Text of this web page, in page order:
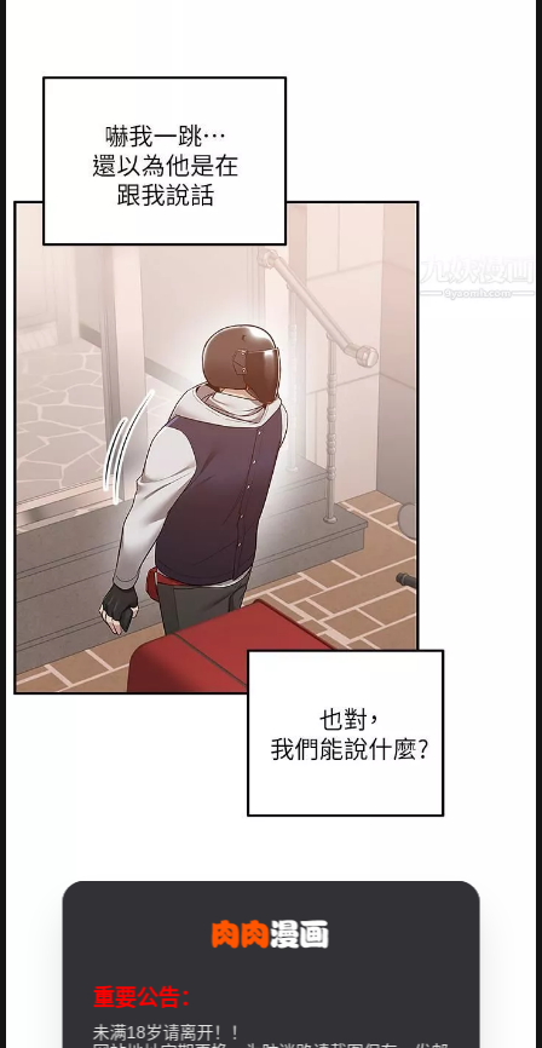
重要公告：
未满18岁请离开！！